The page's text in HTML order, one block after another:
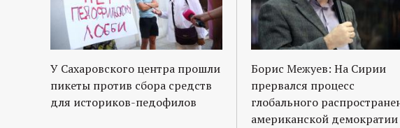
У Сахаровского центра прошли
пикеты против сбора средств
для историков-педофилов
Борис Межуев: На Сирии
прервался процесс
глобального
американской демократии